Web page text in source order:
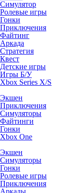
Симулятор
Ролевые игры
Гонки
Приключения
Файтинг
Аркада
Стратегия
Квест
Детские игры
Игры Б/У
Xbox Series X/S
Экшен
Приключения
Симуляторы
Файтинги
Гонки
Xbox One
Экшен
Симуляторы
Гонки
Ролевые игры
Приключения
Аркады